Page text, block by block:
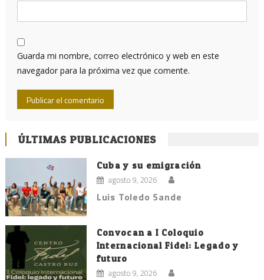
Guarda mi nombre, correo electrónico y web en este
navegador para la próxima vez que comente.
ÚLTIMAS PUBLICACIONES
Cuba y su emigración
agosto 9, 2026
Luis Toledo Sande
Convocan a I Coloquio
Internacional Fidel: Legado y
futuro
agosto 9, 2026